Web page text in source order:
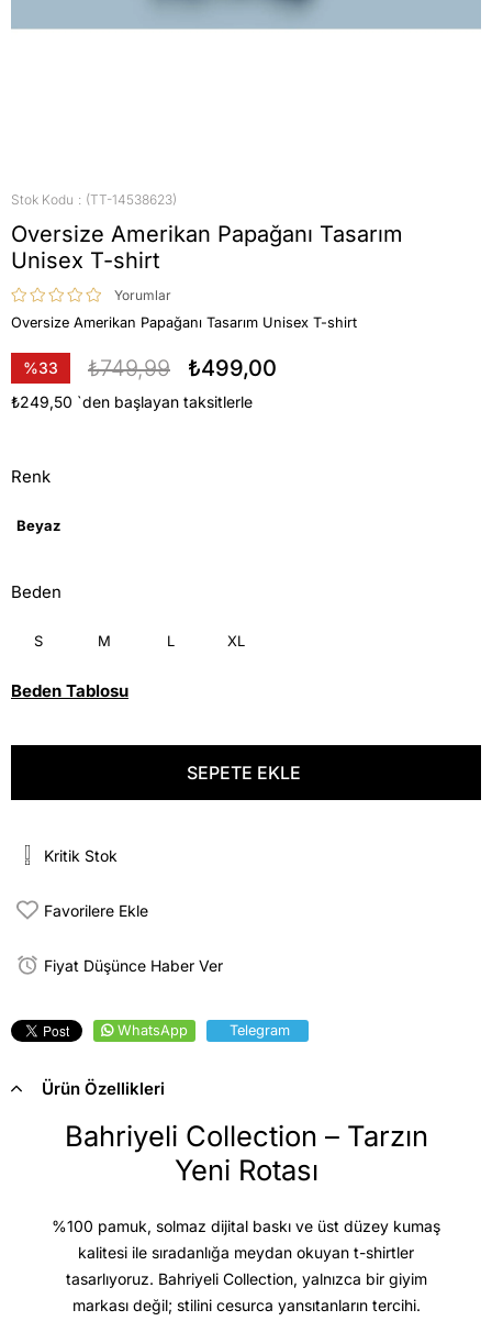
Stok Kodu (TT-14538623)
Oversize Amerikan Papağanı Tasarım
Unisex T-shirt
Yorumlar
Oversize Amerikan Papağanı Tasarım Unisex T-shirt
%33
İndirim
₺749,99 ₺499,00
₺249,50 `den başlayan taksitlerle
Renk
Beyaz
Beden
S M L XL
Beden Tablosu
Kritik Stok
Favorilere Ekle
Fiyat Düşünce Haber Ver
WhatsApp Telegram
Ürün Özellikleri
Bahriyeli Collection – Tarzın
Yeni Rotası
%100 pamuk, solmaz dijital baskı ve üst düzey kumaş
kalitesi ile sıradanlığa meydan okuyan t-shirtler
tasarlıyoruz. Bahriyeli Collection, yalnızca bir giyim
markası değil; stilini cesurca yansıtanların tercihi.